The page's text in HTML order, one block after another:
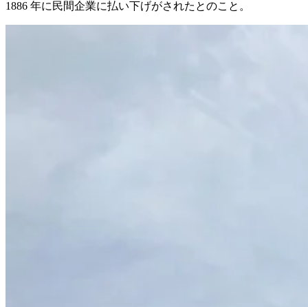
1886 年に民間企業に払い下げがされたとのこと。